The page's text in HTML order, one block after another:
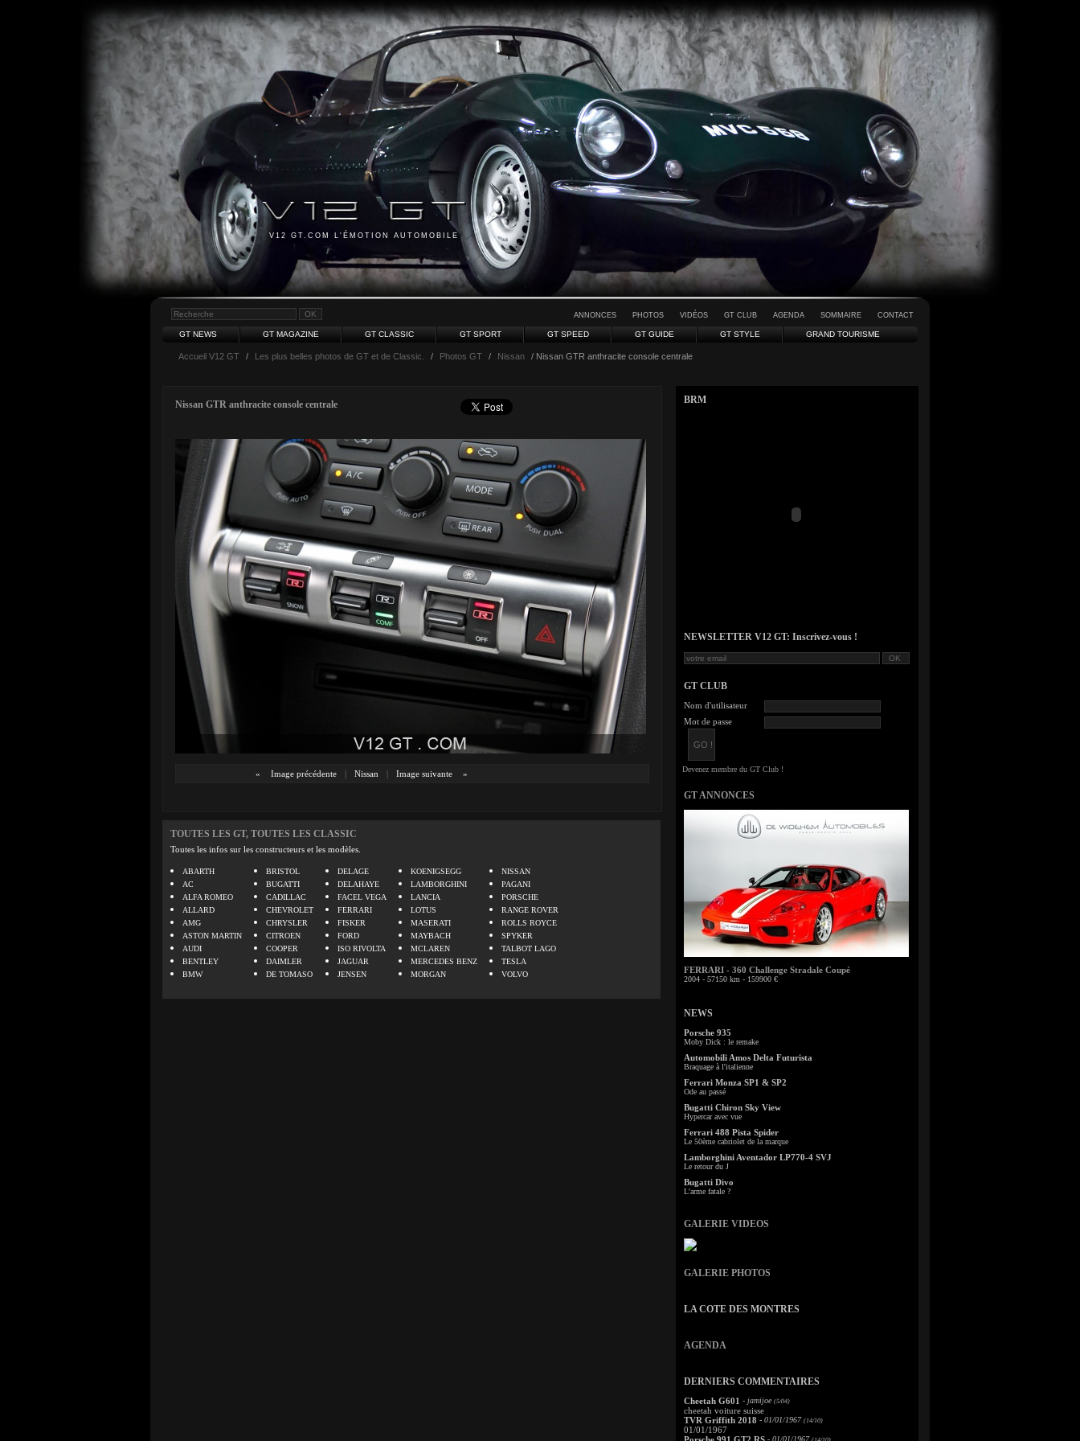
V12 GT.COM L'ÉMOTION AUTOMOBILE
ANNONCES PHOTOS VIDÉOS GT CLUB AGENDA SOMMAIRE CONTACT
GT NEWS GT MAGAZINE GT CLASSIC GT SPORT GT SPEED GT GUIDE GT STYLE GRAND TOURISME
Accueil V12 GT / Les plus belles photos de GT et de Classic. / Photos GT / Nissan / Nissan GTR anthracite console centrale
Nissan GTR anthracite console centrale
« Image précédente | Nissan | Image suivante »
TOUTES LES GT, TOUTES LES CLASSIC
Toutes les infos sur les constructeurs et les modèles.
ABARTH
AC
ALFA ROMEO
ALLARD
AMG
ASTON MARTIN
AUDI
BENTLEY
BMW
BRISTOL
BUGATTI
CADILLAC
CHEVROLET
CHRYSLER
CITROEN
COOPER
DAIMLER
DE TOMASO
DELAGE
DELAHAYE
FACEL VEGA
FERRARI
FISKER
FORD
ISO RIVOLTA
JAGUAR
JENSEN
KOENIGSEGG
LAMBORGHINI
LANCIA
LOTUS
MASERATI
MAYBACH
MCLAREN
MERCEDES BENZ
MORGAN
NISSAN
PAGANI
PORSCHE
RANGE ROVER
ROLLS ROYCE
SPYKER
TALBOT LAGO
TESLA
VOLVO
BRM
NEWSLETTER V12 GT: Inscrivez-vous !
GT CLUB
Nom d'utilisateur
Mot de passe
GT ANNONCES
FERRARI - 360 Challenge Stradale Coupé
2004 - 57150 km - 159900 €
NEWS
Porsche 935
Moby Dick : le remake
Automobili Amos Delta Futurista
Braquage à l'italienne
Ferrari Monza SP1 & SP2
Ode au passé
Bugatti Chiron Sky View
Hypercar avec vue
Ferrari 488 Pista Spider
Le 50ème cabriolet de la marque
Lamborghini Aventador LP770-4 SVJ
Le retour du J
Bugatti Divo
L'arme fatale ?
GALERIE VIDEOS
GALERIE PHOTOS
LA COTE DES MONTRES
AGENDA
DERNIERS COMMENTAIRES
Cheetah G601 - jamijoe (5/04)
cheetah voiture suisse
TVR Griffith 2018 - 01/01/1967 (14/10)
01/01/1967
- 01/01/1967